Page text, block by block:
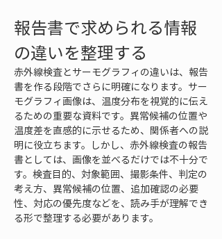
報告書で求められる情報
の違いを整理する
赤外線検査とサーモグラフィの違いは、報告
書を作る段階でさらに明確になります。サー
モグラフィ画像は、温度分布を視覚的に伝え
るための重要な資料です。異常候補の位置や
温度差を直感的に示せるため、関係者への説
明に役立ちます。しかし、赤外線検査の報告
書としては、画像を並べるだけでは不十分で
す。検査目的、対象範囲、撮影条件、判定の
考え方、異常候補の位置、追加確認の必要
性、対応の優先度などを、読み手が理解でき
る形で整理する必要があります。